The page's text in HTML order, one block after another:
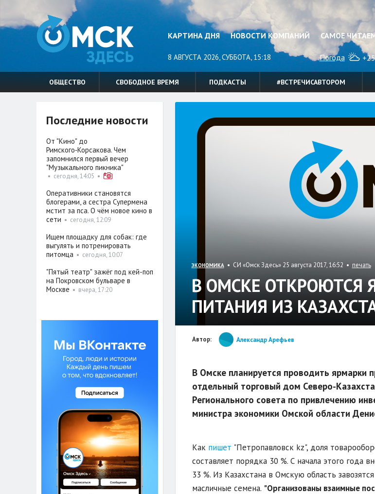
КАРТИНА ДНЯ НОВОСТИ КОМПАНИЙ САМОЕ
8 АВГУСТА 2026, СУББОТА, 15:18 Погода
ОБЩЕСТВО СВОБОДНОЕ ВРЕМЯ ПОДКАСТЫ #ВСТРЕЧИСАВТОРОМ
ЭКОНОМИКА• СИ «Омск Здесь» 25 августа 2017, 16:52 • печать
В ОМСКЕ ОТКРОЮТСЯ
ПИТАНИЯ ИЗ
Автор: Александр Арефьев
В Омске планируется проводить ярмарки
отдельный торговый дом Северо-
Регионального совета по привлечению
министра экономики Омской области
Как пишет "Петропавловск kz", доля
составляет порядка 30 %. С начала этого года
33 %. Из Казахстана в Омскую область
масличные семена. "Организованы взаимные
Последние новости
От "Кино" до
Римского‑Корсакова. Чем
запомнился первый вечер
"Музыкального пикника"
• сегодня, 14:05 •
Оперативники становятся
блогерами, а сестра Супермена
мстит за пса. О чём новое кино в
сети • сегодня, 12:09
Ищем площадку для собак: где
выгулять и потренировать
питомца• сегодня, 10:07
"Пятый театр" зажёг под кей-поп
на Покровском бульваре в
Москве • вчера, 17:20